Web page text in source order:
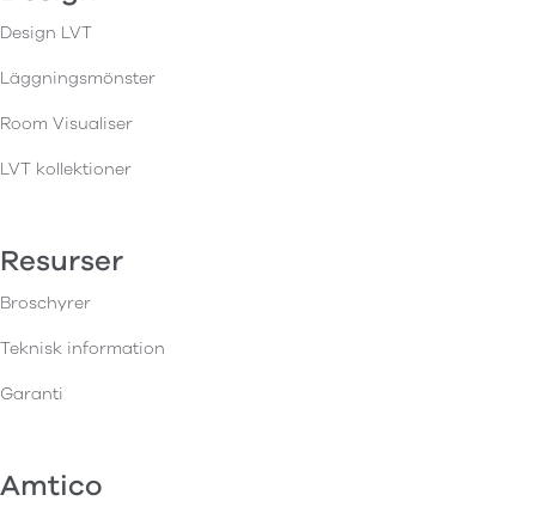
Design LVT
Läggningsmönster
Room Visualiser
LVT kollektioner
Resurser
Broschyrer
Teknisk information
Garanti
Amtico